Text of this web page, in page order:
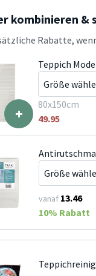
kombinieren &
Rabatte,
+
Teppich
80x150cm
49.95
vanaf 13.46
10% Rabatt